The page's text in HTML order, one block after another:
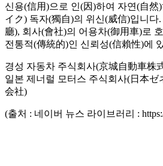
신용(信用)으로 인(因)하여 자연(自然
イク) 독자(獨自)의 위신(威信)입니다
廳), 회사(會社)의 어용차(御用車)로
전통적(傳統的)인 신뢰성(信賴性)에
경성 자동차 주식회사(京城自動車株
일본 제너럴 모터스 주식회사(日本
会社)
(출처 : 네이버 뉴스 라이브러리 :